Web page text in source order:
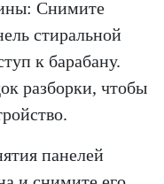
Снимите
стиральной
к барабану.
разборки, чтобы
панелей